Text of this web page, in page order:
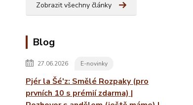
Zobrazit všechny články
Blog
27.06.2026 E-novinky
Pjér la Šé'z: Smělé Rozpaky (pro
prvních 10 s prémií zdarma) |